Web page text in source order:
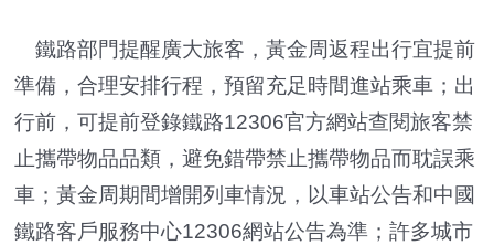
鐵路部門提醒廣大旅客，黃金周返程出行宜提前
準備，合理安排行程，預留充足時間進站乘車；出
行前，可提前登錄鐵路12306官方網站查閱旅客禁
止攜帶物品品類，避免錯帶禁止攜帶物品而耽誤乘
車；黃金周期間增開列車情況，以車站公告和中國
鐵路客戶服務中心12306網站公告為準；許多城市